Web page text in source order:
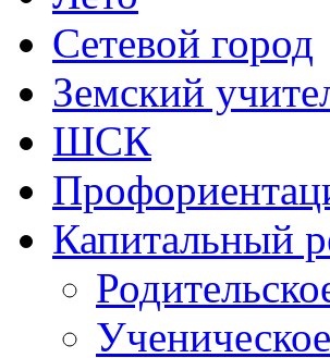
Капитальный
Школьный
Разговоры о